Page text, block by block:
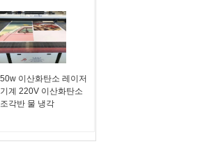
50w 이산화탄소 레이저
기계 220V 이산화탄소
조각반 물 냉각